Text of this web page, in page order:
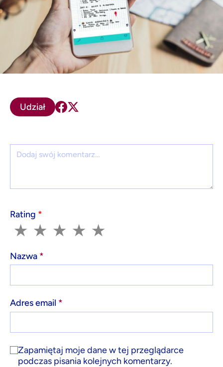
Udział
Komentarz
Rating *
1
★ 2
★ 3
★ 4
★ 5
★
Nazwa *
Adres email *
Zapamiętaj moje dane w tej przeglądarce
podczas pisania kolejnych komentarzy.